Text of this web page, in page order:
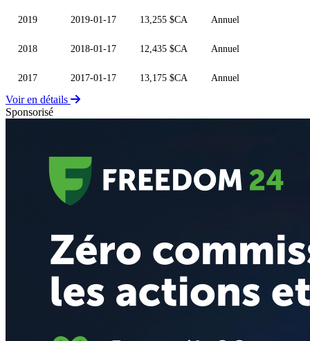
2019 2019-01-17 13,255 $CA Annuel
2018 2018-01-17 12,435 $CA Annuel
2017 2017-01-17 13,175 $CA Annuel
Voir en détails
Sponsorisé